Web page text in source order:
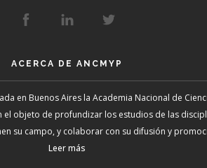
ACERCA DE ANCMYP
en Buenos Aires la Academia Nacional de
el objeto de profundizar los estudios de las
su campo, y colaborar con su difusión y
Leer más